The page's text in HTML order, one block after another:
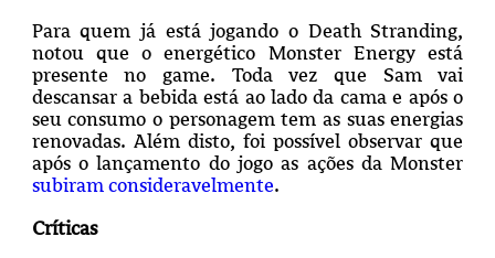
Para quem já está jogando o Death Stranding,
notou que o energético Monster Energy está
presente no game. Toda vez que Sam vai
descansar a bebida está ao lado da cama e após o
seu consumo o personagem tem as suas energias
renovadas. Além disto, foi possível observar que
após o lançamento do jogo as ações da Monster
subiram consideravelmente.
Críticas